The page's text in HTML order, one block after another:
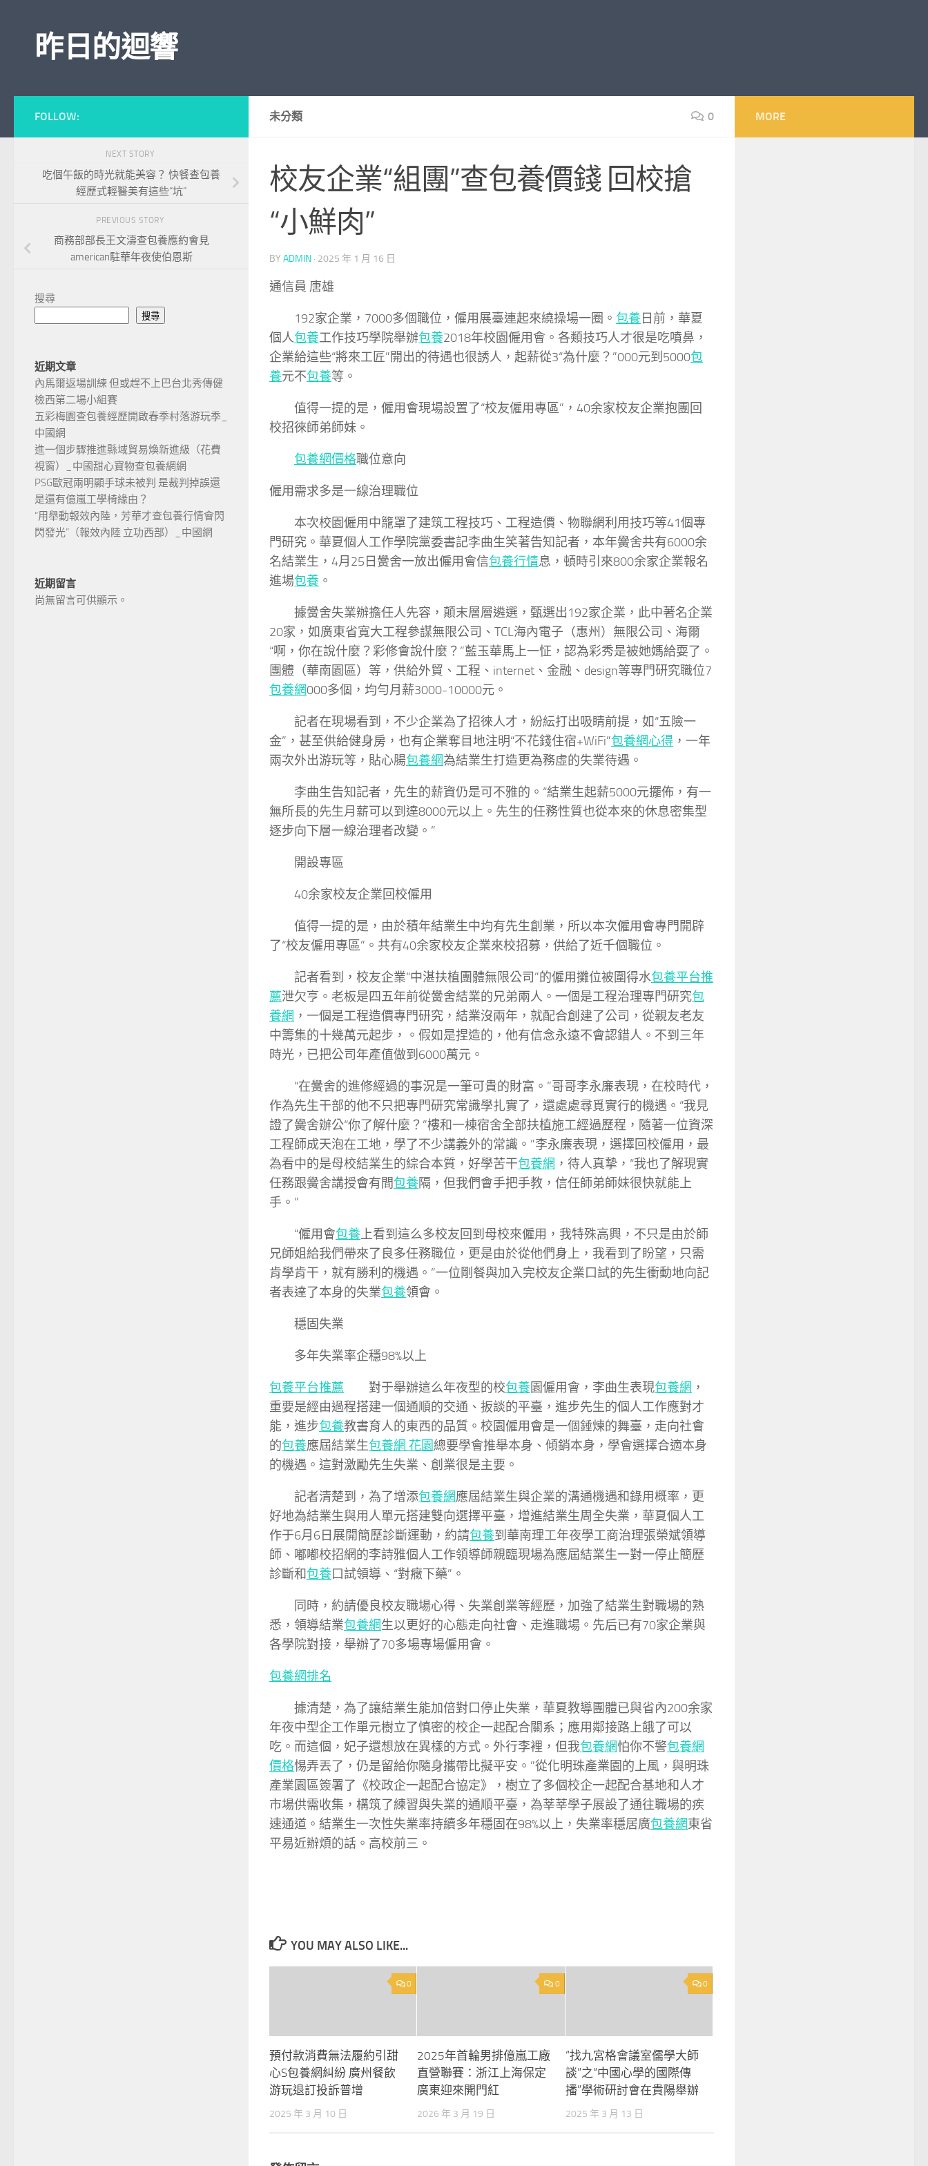
昨日的迴響
未分類 0
校友企業“組團”查包養價錢 回校搶
“小鮮肉”
BY ADMIN · 2025 年 1 月 16 日
通信員 唐雄
192家企業，7000多個職位，僱用展臺連起來繞操場一圈。 包養日前，華夏
個人包養工作技巧學院舉辦包養2018年校園僱用會。各類技巧人才很是吃噴鼻，
企業給這些“將來工匠”開出的待遇也很誘人，起薪從3“為什麼？”000元到5000包
養元不包養等。
值得一提的是，僱用會現場設置了“校友僱用專區”，40余家校友企業抱團回
校招徠師弟師妹。
包養網價格職位意向
僱用需求多是一線治理職位
本次校園僱用中籠罩了建筑工程技巧、工程造價、物聯網利用技巧等41個專
門研究。華夏個人工作學院黨委書記李曲生笑著告知記者，本年黌舍共有6000余
名結業生，4月25日黌舍一放出僱用會信包養行情息，頓時引來800余家企業報名
進場包養 。
據黌舍失業辦擔任人先容，顛末層層遴選，甄選出192家企業，此中著名企業
20家，如廣東省寬大工程參謀無限公司、TCL海內電子（惠州）無限公司、海爾
“啊，你在說什麼？彩修會說什麼？”藍玉華馬上一怔，認為彩秀是被她媽給耍了。
團體（華南園區）等，供給外貿、工程、internet、金融、design等專門研究職位7
包養網000多個，均勻月薪3000-10000元。
記者在現場看到，不少企業為了招徠人才，紛紜打出吸睛前提，如“五險一
金”，甚至供給健身房，也有企業奪目地注明“不花錢住宿+WiFi”包養網心得 ，一年
兩次外出游玩等，貼心腸包養網為結業生打造更為務虛的失業待遇。
李曲生告知記者，先生的薪資仍是可不雅的。“結業生起薪5000元擺佈，有一
無所長的先生月薪可以到達8000元以上。先生的任務性質也從本來的休息密集型
逐步向下層一線治理者改變。”
開設專區
40余家校友企業回校僱用
值得一提的是，由於積年結業生中均有先生創業，所以本次僱用會專門開辟
了“校友僱用專區”。共有40余家校友企業來校招募，供給了近千個職位。
記者看到，校友企業“中湛扶植團體無限公司”的僱用攤位被圍得水包養平台推
薦泄欠亨。老板是四五年前從黌舍結業的兄弟兩人。一個是工程治理專門研究包
養網 ，一個是工程造價專門研究，結業沒兩年，就配合創建了公司，從親友老友
中籌集的十幾萬元起步，。假如是捏造的，他有信念永遠不會認錯人。不到三年
時光，已把公司年產值做到6000萬元。
“在黌舍的進修經過的事況是一筆可貴的財富。”哥哥李永廉表現，在校時代，
作為先生干部的他不只把專門研究常識學扎實了，還處處尋覓實行的機遇。“我見
證了黌舍辦公“你了解什麼？”樓和一棟宿舍全部扶植施工經過歷程，隨著一位資深
工程師成天泡在工地，學了不少講義外的常識。”李永廉表現，選擇回校僱用，最
為看中的是母校結業生的綜合本質，好學苦干包養網 ，待人真摯，“我也了解現實
任務跟黌舍講授會有間包養隔，但我們會手把手教，信任師弟師妹很快就能上
手。”
“僱用會包養上看到這么多校友回到母校來僱用，我特殊高興，不只是由於師
兄師姐給我們帶來了良多任務職位，更是由於從他們身上，我看到了盼望，只需
肯學肯干，就有勝利的機遇。”一位剛餐與加入完校友企業口試的先生衝動地向記
者表達了本身的失業包養領會。
穩固失業
多年失業率企穩98%以上
包養平台推薦 對于舉辦這么年夜型的校包養園僱用會，李曲生表現包養網 ，
重要是經由過程搭建一個通順的交通、扳談的平臺，進步先生的個人工作應對才
能，進步包養教書育人的東西的品質。校園僱用會是一個錘煉的舞臺，走向社會
的包養應屆結業生包養網 花園總要學會推舉本身、傾銷本身，學會選擇合適本身
的機遇。這對激勵先生失業、創業很是主要。
記者清楚到，為了增添包養網應屆結業生與企業的溝通機遇和錄用概率，更
好地為結業生與用人單元搭建雙向選擇平臺，增進結業生周全失業，華夏個人工
作于6月6日展開簡歷診斷運動，約請包養到華南理工年夜學工商治理張榮斌領導
師、嘟嘟校招網的李詩雅個人工作領導師親臨現場為應屆結業生一對一停止簡歷
診斷和包養口試領導、“對癥下藥”。
同時，約請優良校友職場心得、失業創業等經歷，加強了結業生對職場的熟
悉，領導結業包養網生以更好的心態走向社會、走進職場。先后已有70家企業與
各學院對接，舉辦了70多場專場僱用會。
包養網排名
據清楚，為了讓結業生能加倍對口停止失業，華夏教導團體已與省內200余家
年夜中型企工作單元樹立了慎密的校企一起配合關系；應用鄰接路上餓了可以
吃。而這個，妃子還想放在異樣的方式。外行李裡，但我包養網怕你不警包養網
價格惕弄丟了，仍是留給你隨身攜帶比擬平安。”從化明珠產業園的上風，與明珠
產業園區簽署了《校政企一起配合協定》，樹立了多個校企一起配合基地和人才
市場供需收集，構筑了練習與失業的通順平臺，為莘莘學子展設了通往職場的疾
速通道。結業生一次性失業率持續多年穩固在98%以上，失業率穩居廣包養網東省
平易近辦煩的話。高校前三。
YOU MAY ALSO LIKE...
0
預付款消費無法履約引甜
心S包養網糾紛 廣州餐飲
游玩退訂投訴普增
2025 年 3 月 10 日
0
2025年首輪男排億嵐工廠
直營聯賽：浙江上海保定
廣東迎來開門紅
2026 年 3 月 19 日
0
“找九宮格會議室儒學大師
談”之“中國心學的國際傳
播”學術研討會在貴陽舉辦
2025 年 3 月 13 日
FOLLOW:
NEXT STORY
吃個午飯的時光就能美容？ 快餐查包養
經歷式輕醫美有這些“坑”
PREVIOUS STORY
商務部部長王文濤查包養應約會見
american駐華年夜使伯恩斯
搜尋
搜尋
近期文章
內馬爾返場訓練 但或趕不上巴台北秀傳健
檢西第二場小組賽
五彩梅園查包養經歷開啟春季村落游玩季_
中國網
進一個步驟推進縣域貿易煥新進級（花費
視窗）_中國甜心寶物查包養網網
PSG歐冠兩明顯手球未被判 是裁判掉誤還
是還有億嵐工學椅緣由？
“用舉動報效內陸，芳華才查包養行情會閃
閃發光”（報效內陸 立功西部）_中國網
近期留言
尚無留言可供顯示。
MORE